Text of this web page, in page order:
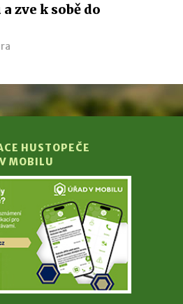
zve k sobě do
HUSTOPEČE
V MOBILU